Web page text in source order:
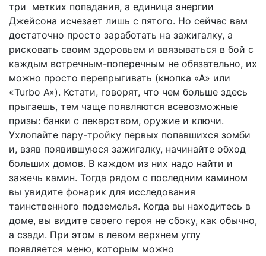
три метких попадания, а единица энергии
Джейсона исчезает лишь с пятого. Но сейчас вам
достаточно просто заработать на зажигалку, а
рисковать своим здоровьем и ввязываться в бой с
каждым встречным-поперечным не обязательно, их
можно просто перепрыгивать (кнопка «А» или
«Turbo А»). Кстати, говорят, что чем больше здесь
прыгаешь, тем чаще появляются всевозможные
призы: банки с лекарством, оружие и ключи.
Ухлопайте пару-тройку первых попавшихся зомби
и, взяв появившуюся зажигалку, начинайте обход
больших домов. В каждом из них надо найти и
зажечь камин. Тогда рядом с последним камином
вы увидите фонарик для исследования
таинственного подземелья. Когда вы находитесь в
доме, вы видите своего героя не сбоку, как обычно,
а сзади. При этом в левом верхнем углу
появляется меню, которым можно